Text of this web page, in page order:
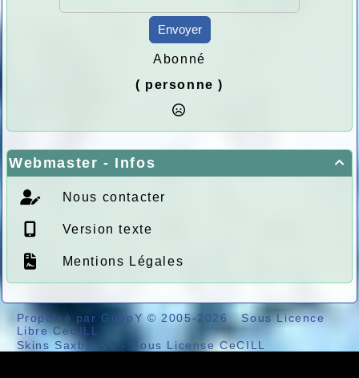
Envoyer
Abonné
( personne )

Webmaster - Infos
Nous contacter
Version texte
Mentions Légales
Propulsé par GuppY © 2005-2026 Sous Licence
Libre CeCILL
Skins Saxbar v6 - Sous License CeCILL